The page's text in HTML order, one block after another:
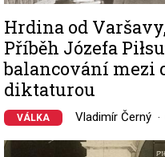
Hrdina od
Příběh Józefa
balancování mezi
diktaturou
VÁLKA Vladimír Černý
Image